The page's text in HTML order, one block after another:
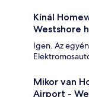
Kínál
Westshore
Igen. Az
Mikor van
Airport -